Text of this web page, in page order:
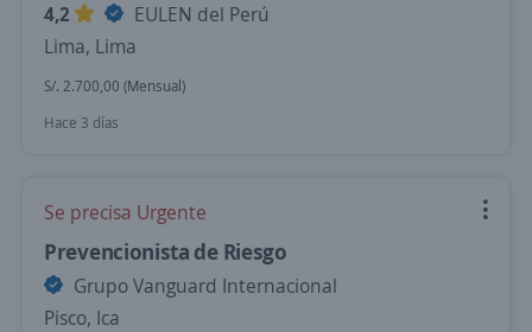
4,2
EULEN del Perú
Lima, Lima
S/. 2.700,00 (Mensual)
Hace 3 días
Se precisa Urgente
Prevencionista de Riesgo
Grupo Vanguard Internacional
Pisco, Ica